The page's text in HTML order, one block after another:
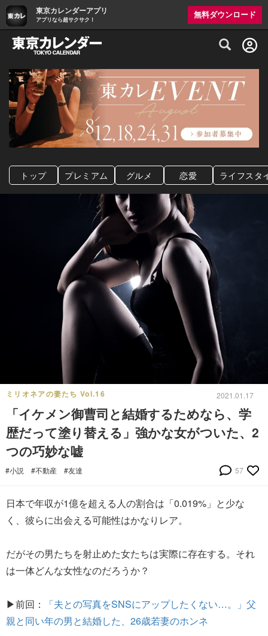
東京カレンダーアプリ
アプリなら超サクサク！
無料ダウンロード
グルメ情報・プレミアムレストラン予約
トップ プレミアム グルメ 恋愛 ライフスタ
ミリオネアの妻たち Vol.16 2021.01.17
「イケメン御曹司と結婚するためなら、学
歴だって塗り替える」強かな女がついた、2
つの巧妙な嘘
#小説 #不動産 #友達 57
日本で年収が1億を超える人の割合は「0.019%」と少な
く、彼らに出会える可能性はかなりレア。
だがその男たちを射止めた女たちは実際に存在する。それ
は一体どんな女性なのだろうか？
▶前回：
「夫との写真をSNSにアップしたくない…。」父
親と同い年の男と結婚した、26歳若妻のホンネ